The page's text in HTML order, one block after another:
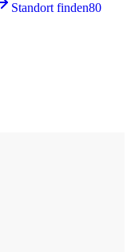
Standort finden80